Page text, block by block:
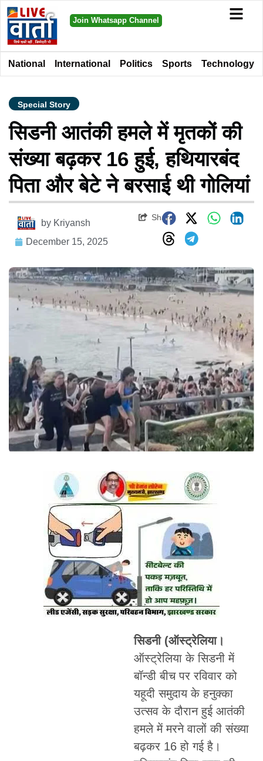
Join Whatsapp Channel
National International Politics Sports Technology
Special Story
सिडनी आतंकी हमले में मृतकों की
संख्या बढ़कर 16 हुई, हथियारबंद
पिता और बेटे ने बरसाई थी गोलियां
by Kriyansh
December 15, 2025
Share
सिडनी (ऑस्ट्रेलिया।
ऑस्ट्रेलिया के सिडनी में
बॉन्डी बीच पर रविवार को
यहूदी समुदाय के हनुक्का
उत्सव के दौरान हुई आतंकी
हमले में मरने वालों की संख्या
बढ़कर 16 हो गई है।